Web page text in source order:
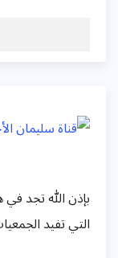
بإذن الله تجد في
التي تفيد